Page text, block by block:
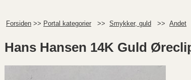
Forsiden >> Portal kategorier >> Smykker, guld >> Andet
Hans Hansen 14K Guld